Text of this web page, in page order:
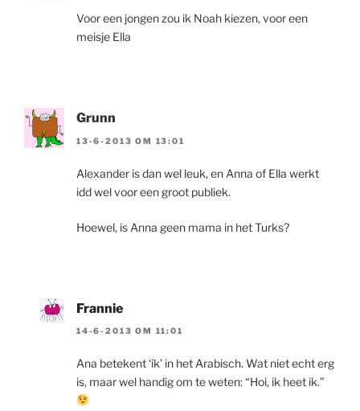
Voor een jongen zou ik Noah kiezen, voor een
meisje Ella
Grunn
13-6-2013 OM 13:01
Alexander is dan wel leuk, en Anna of Ella werkt
idd wel voor een groot publiek.
Hoewel, is Anna geen mama in het Turks?
Frannie
14-6-2013 OM 11:01
Ana betekent ‘ik’ in het Arabisch. Wat niet echt erg
is, maar wel handig om te weten: “Hoi, ik heet ik.”